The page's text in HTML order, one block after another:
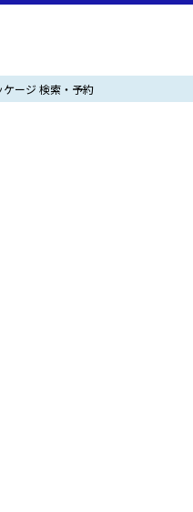
ージ 検索・予約